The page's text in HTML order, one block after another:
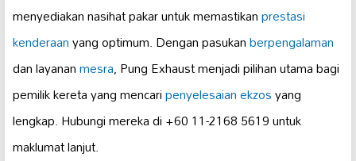
menyediakan nasihat pakar untuk memastikanprestasi
kenderaanyang optimum. Dengan pasukanberpengalaman
dan layananmesra, Pung Exhaust menjadi pilihan utama bagi
pemilik kereta yang mencaripenyelesaian ekzosyang
lengkap. Hubungi mereka di +60 11-2168 5619 untuk
maklumat lanjut.